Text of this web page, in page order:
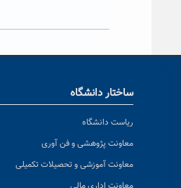
ساختار دانشگاه
ریاست دانشگاه
معاونت پژوهشی و فن آوری
معاونت آموزشی و تحصیلات تکمیلی